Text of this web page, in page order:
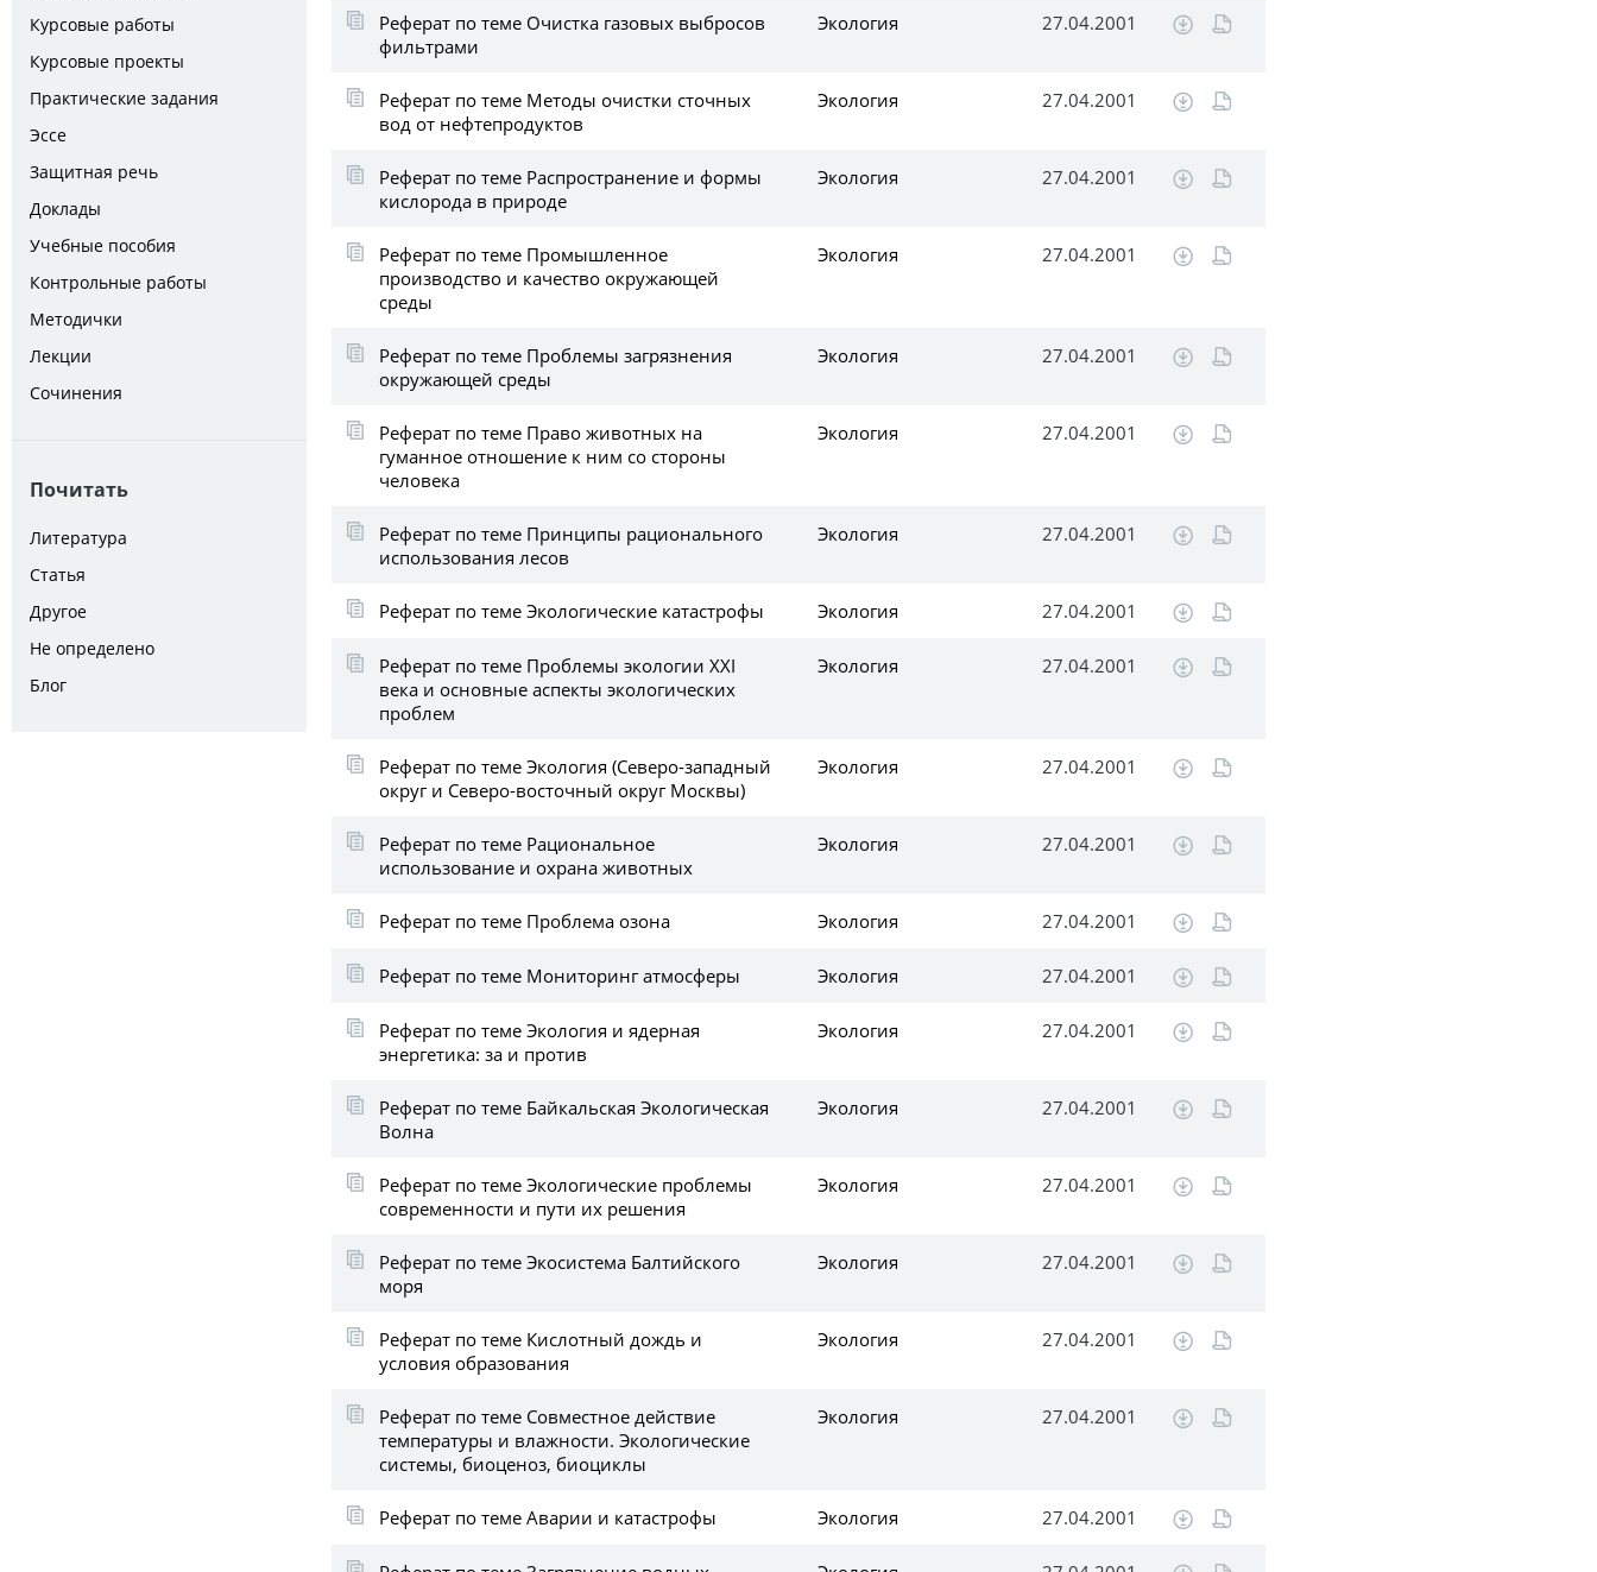
Курсовые работы
Курсовые проекты
Практические задания
Эссе
Защитная речь
Доклады
Учебные пособия
Контрольные работы
Методички
Лекции
Сочинения
Почитать
Литература
Статья
Другое
Не определено
Блог
Реферат по теме Очистка газовых выбросов
фильтрами
Экология 27.04.2001
Реферат по теме Методы очистки сточных
вод от нефтепродуктов
Экология 27.04.2001
Реферат по теме Распространение и формы
кислорода в природе
Экология 27.04.2001
Реферат по теме Промышленное
производство и качество окружающей
среды
Экология 27.04.2001
Реферат по теме Проблемы загрязнения
окружающей среды
Экология 27.04.2001
Реферат по теме Право животных на
гуманное отношение к ним со стороны
человека
Экология 27.04.2001
Реферат по теме Принципы рационального
использования лесов
Экология 27.04.2001
Реферат по теме Экологические катастрофы Экология 27.04.2001
Реферат по теме Проблемы экологии XXI
века и основные аспекты экологических
проблем
Экология 27.04.2001
Реферат по теме Экология (Северо-западный
округ и Северо-восточный округ Москвы)
Экология 27.04.2001
Реферат по теме Рациональное
использование и охрана животных
Экология 27.04.2001
Реферат по теме Проблема озона Экология 27.04.2001
Реферат по теме Мониторинг атмосферы Экология 27.04.2001
Реферат по теме Экология и ядерная
энергетика: за и против
Экология 27.04.2001
Реферат по теме Байкальская Экологическая
Волна
Экология 27.04.2001
Реферат по теме Экологические проблемы
современности и пути их решения
Экология 27.04.2001
Реферат по теме Экосистема Балтийского
моря
Экология 27.04.2001
Реферат по теме Кислотный дождь и
условия образования
Экология 27.04.2001
Реферат по теме Совместное действие
температуры и влажности. Экологические
системы, биоценоз, биоциклы
Экология 27.04.2001
Реферат по теме Аварии и катастрофы Экология 27.04.2001